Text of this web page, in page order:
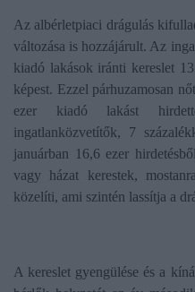
Az albérletpiaci drágulás
változása is hozzájárult. Az
kiadó lakások iránti kereslet
képest. Ezzel párhuzamosan
ezer kiadó lakást
ingatlanközvetítők, 7
januárban 16,6 ezer
vagy házat kerestek,
közelíti, ami szintén lassítja a
A kereslet gyengülése és a